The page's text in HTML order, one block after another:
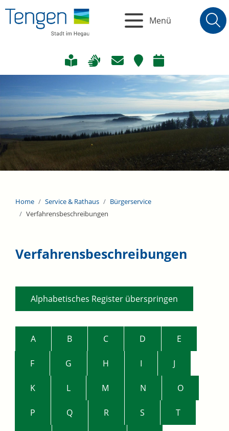
Menü
Home Service & Rathaus
Bürgerservice
Verfahrensbeschreibungen
Verfahrensbeschreibungen
Alphabetisches Register überspringen
A B C D E
F G H I J
K L M N O
P Q R S T